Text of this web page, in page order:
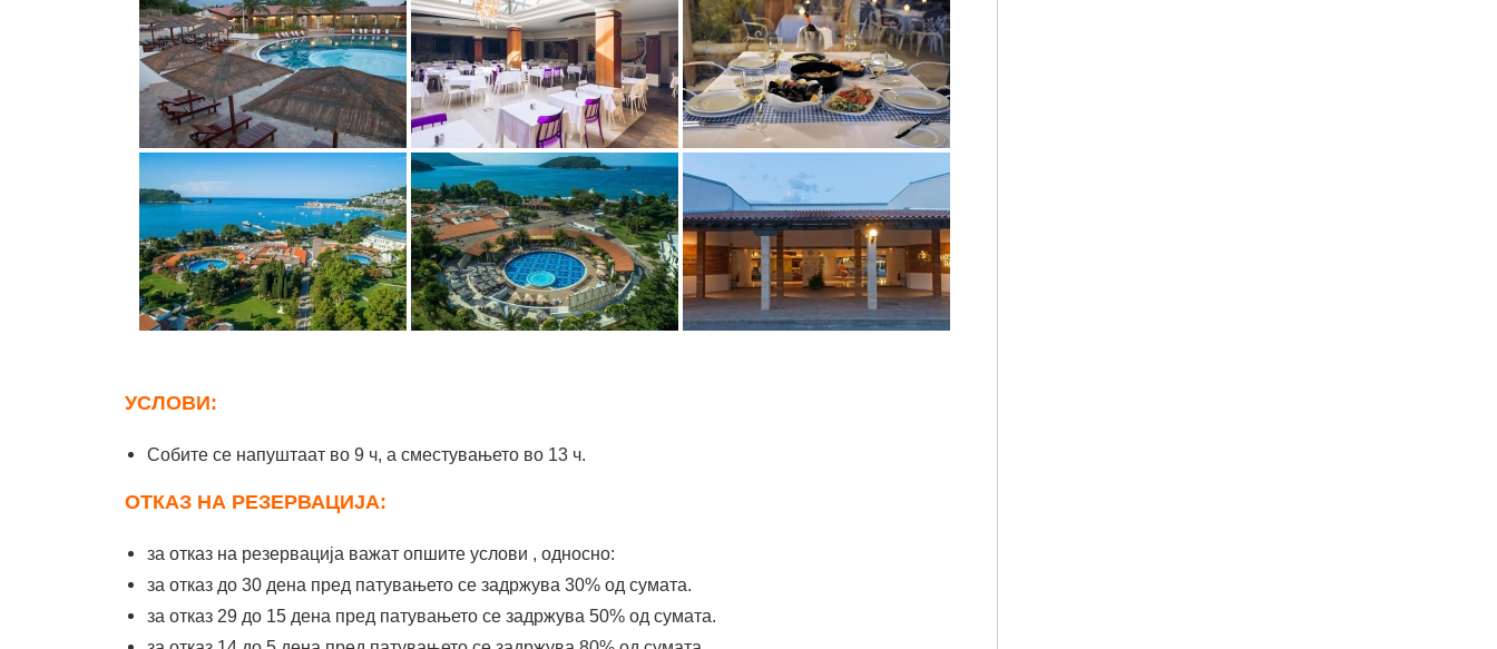
УСЛОВИ:
Собите се напуштаат во 9 ч, а сместувањето во 13 ч.
ОТКАЗ НА РЕЗЕРВАЦИЈА:
за отказ на резервација важат опшите услови , односно:
за отказ до 30 дена пред патувањето се задржува 30% од сумата.
за отказ 29 до 15 дена пред патувањето се задржува 50% од сумата.